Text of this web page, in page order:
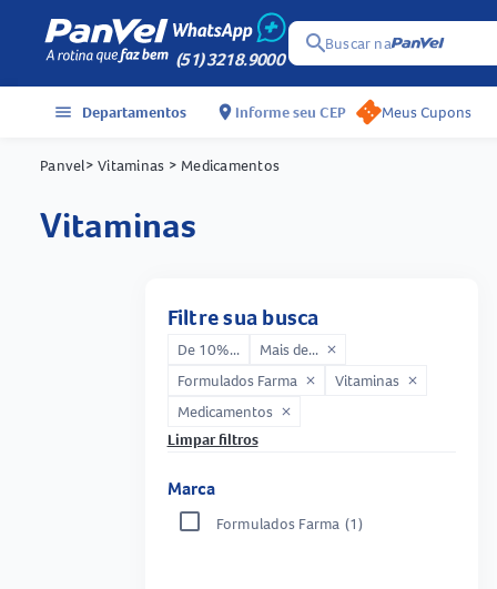
(51) 3218.9000
searchBuscar na
menu Departamentos location_on Informe seu CEP Meus Cupons
Panvel> Vitaminas > Medicamentos
vitaminas
Filtre sua busca
De 10%... Mais de... close
Formulados Farma close Vitaminas close
Medicamentos close
Limpar filtros
Marca
Formulados Farma (1)